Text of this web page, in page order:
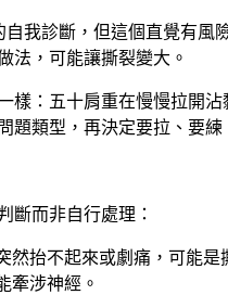
自我診斷，但這個直覺有
法，可能讓撕裂變大。
樣：五十肩重在慢慢拉開
題類型，再決定要拉、要
斷而非自行處理：
然抬不起來或劇痛，可能是
牽涉神經。